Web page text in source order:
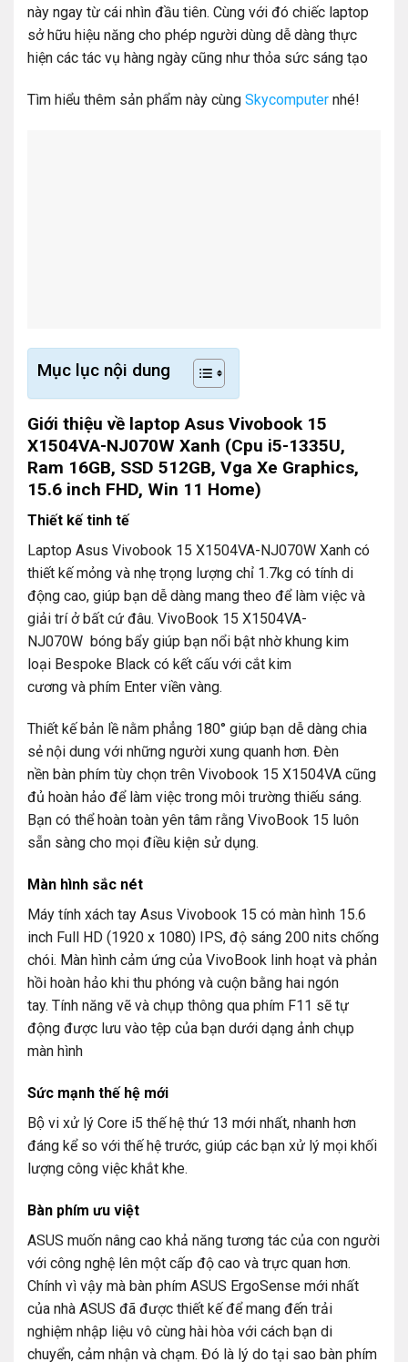
này ngay từ cái nhìn đầu tiên. Cùng với đó chiếc laptop
sở hữu hiệu năng cho phép người dùng dễ dàng thực
hiện các tác vụ hàng ngày cũng như thỏa sức sáng tạo
Tìm hiểu thêm sản phẩm này cùng Skycomputer nhé!
Mục lục nội dung
Giới thiệu về laptop Asus Vivobook 15
X1504VA-NJ070W Xanh (Cpu i5-1335U,
Ram 16GB, SSD 512GB, Vga Xe Graphics,
15.6 inch FHD, Win 11 Home)
Thiết kế tinh tế
Laptop Asus Vivobook 15 X1504VA-NJ070W Xanh có
thiết kế mỏng và nhẹ trọng lượng chỉ 1.7kg có tính di
động cao, giúp bạn dễ dàng mang theo để làm việc và
giải trí ở bất cứ đâu. VivoBook 15 X1504VA-
NJ070W bóng bẩy giúp bạn nổi bật nhờ khung kim
loại Bespoke Black có kết cấu với cắt kim
cương và phím Enter viền vàng.
Thiết kế bản lề nằm phẳng 180° giúp bạn dễ dàng chia
sẻ nội dung với những người xung quanh hơn. Đèn
nền bàn phím tùy chọn trên Vivobook 15 X1504VA cũng
đủ hoàn hảo để làm việc trong môi trường thiếu sáng.
Bạn có thể hoàn toàn yên tâm rằng VivoBook 15 luôn
sẵn sàng cho mọi điều kiện sử dụng.
Màn hình sắc nét
Máy tính xách tay Asus Vivobook 15 có màn hình 15.6
inch Full HD (1920 x 1080) IPS, độ sáng 200 nits chống
chói. Màn hình cảm ứng của VivoBook linh hoạt và phản
hồi hoàn hảo khi thu phóng và cuộn bằng hai ngón
tay. Tính năng vẽ và chụp thông qua phím F11 sẽ tự
động được lưu vào tệp của bạn dưới dạng ảnh chụp
màn hình
Sức mạnh thế hệ mới
Bộ vi xử lý Core i5 thế hệ thứ 13 mới nhất, nhanh hơn
đáng kể so với thế hệ trước, giúp các bạn xử lý mọi khối
lượng công việc khắt khe.
Bàn phím ưu việt
ASUS muốn nâng cao khả năng tương tác của con người
với công nghệ lên một cấp độ cao và trực quan hơn.
Chính vì vậy mà bàn phím ASUS ErgoSense mới nhất
của nhà ASUS đã được thiết kế để mang đến trải
nghiệm nhập liệu vô cùng hài hòa với cách bạn di
chuyển, cảm nhận và chạm. Đó là lý do tại sao bàn phím